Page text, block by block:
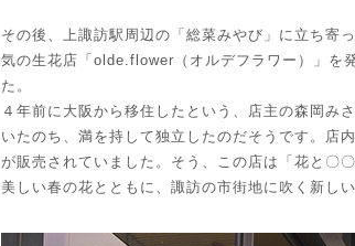
その後、上諏訪駅周辺の「総菜みやび」に立ち寄
気の生花店「olde.flower（オルデフラワー）」を
た。
４年前に大阪から移住したという、店主の森岡み
いたのち、満を持して独立したのだそうです。店
が販売されていました。そう、この店は「花と〇
美しい春の花とともに、諏訪の市街地に吹く新し